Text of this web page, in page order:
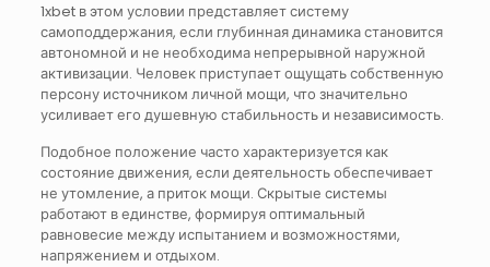
1xbet в этом условии представляет систему
самоподдержания, если глубинная динамика становится
автономной и не необходима непрерывной наружной
активизации. Человек приступает ощущать собственную
персону источником личной мощи, что значительно
усиливает его душевную стабильность и независимость.
Подобное положение часто характеризуется как
состояние движения, если деятельность обеспечивает
не утомление, а приток мощи. Скрытые системы
работают в единстве, формируя оптимальный
равновесие между испытанием и возможностями,
напряжением и отдыхом.